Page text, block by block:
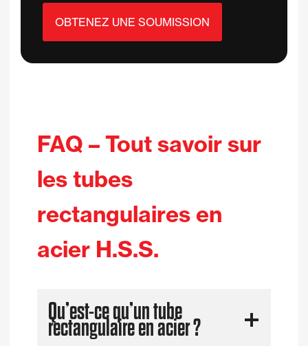
OBTENEZ UNE SOUMISSION
FAQ – Tout savoir sur
les tubes
rectangulaires en
acier H.S.S.
Qu’est-ce qu’un tube
rectangulaire en acier ?